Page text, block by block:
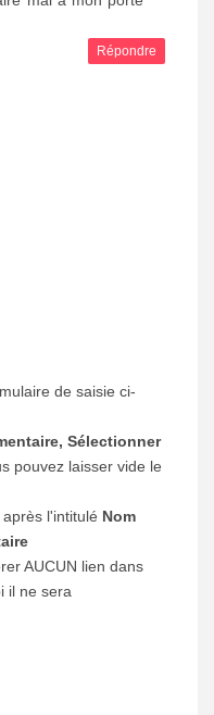
Répondre
de saisie ci-
Sélectionner
pouvez laisser vide le
l'intitulé Nom
AUCUN lien dans
il ne sera